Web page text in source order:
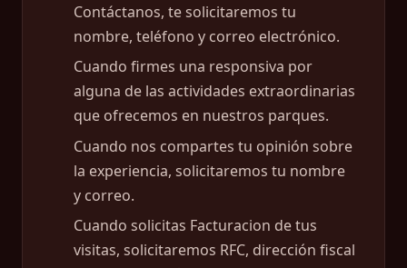
Contáctanos, te solicitaremos tu
nombre, teléfono y correo electrónico.
Cuando firmes una responsiva por
alguna de las actividades extraordinarias
que ofrecemos en nuestros parques.
Cuando nos compartes tu opinión sobre
la experiencia, solicitaremos tu nombre
y correo.
Cuando solicitas Facturacion de tus
visitas, solicitaremos RFC, dirección fiscal